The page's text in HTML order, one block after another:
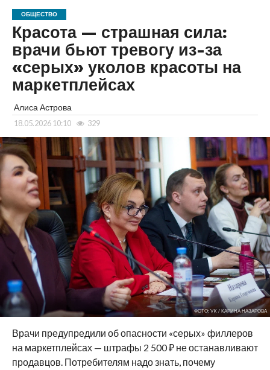
ОБЩЕСТВО
Красота — страшная сила:
врачи бьют тревогу из-за
«серых» уколов красоты на
маркетплейсах
Алиса Астрова
18.05.2026 10:10 329
ФОТО: VK / КАРИНА НАЗАРОВА
Врачи предупредили об опасности «серых» филлеров
на маркетплейсах — штрафы 2 500 ₽ не останавливают
продавцов.Потребителям надо знать, почему